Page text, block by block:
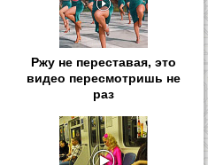
Ржу не переставая, это
видео пересмотришь не
раз